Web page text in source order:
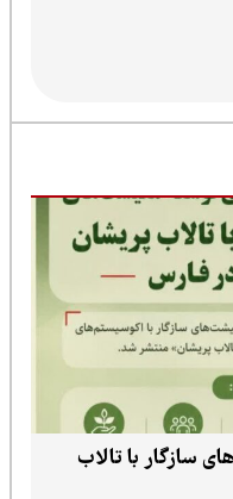
با تالاب